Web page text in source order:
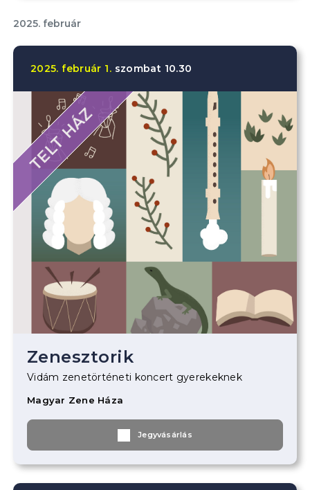
2025. február
2025. február 1. szombat 10.30
TELT HÁZ
Zenesztorik
Vidám zenetörténeti koncert gyerekeknek
Magyar Zene Háza
Jegyvásárlás